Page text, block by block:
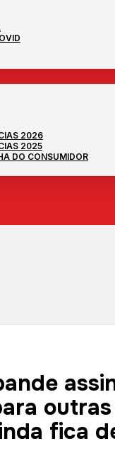
2026
2025
DO CONSUMIDOR
fica